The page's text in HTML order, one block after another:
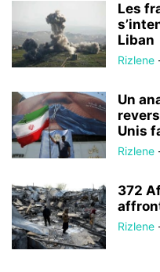
Les
Liban
Rizlene
Un
Unis
Rizlene
372
Rizlene